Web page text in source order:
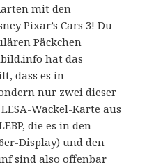
mit den
Pixar’s Cars 3! Du
Päckchen
hat das
dass es in
nur zwei dieser
Wackel-Karte aus
die es in den
Display) und den
sind also offenbar